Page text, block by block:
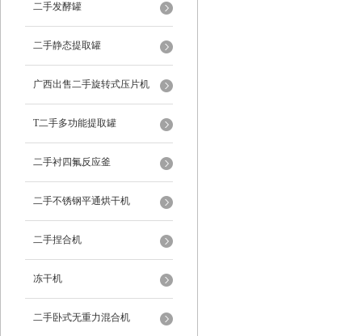
二手发酵罐
二手静态提取罐
广西出售二手旋转式压片机
T二手多功能提取罐
二手衬四氟反应釜
二手不锈钢平通烘干机
二手捏合机
冻干机
二手卧式无重力混合机